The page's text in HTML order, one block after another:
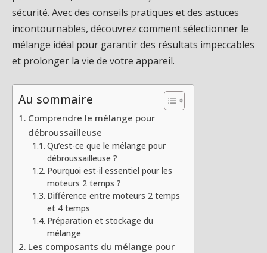
sécurité. Avec des conseils pratiques et des astuces
incontournables, découvrez comment sélectionner le
mélange idéal pour garantir des résultats impeccables
et prolonger la vie de votre appareil.
Au sommaire
Comprendre le mélange pour
débroussailleuse
Qu’est-ce que le mélange pour
débroussailleuse ?
Pourquoi est-il essentiel pour les
moteurs 2 temps ?
Différence entre moteurs 2 temps
et 4 temps
Préparation et stockage du
mélange
Les composants du mélange pour